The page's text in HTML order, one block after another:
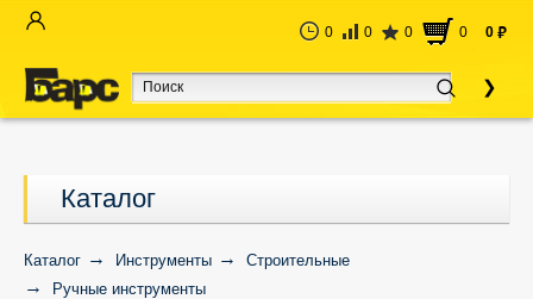
0 0 0 0 0 руб
Каталог
Каталог Инструменты
Строительные
Ручные инструменты